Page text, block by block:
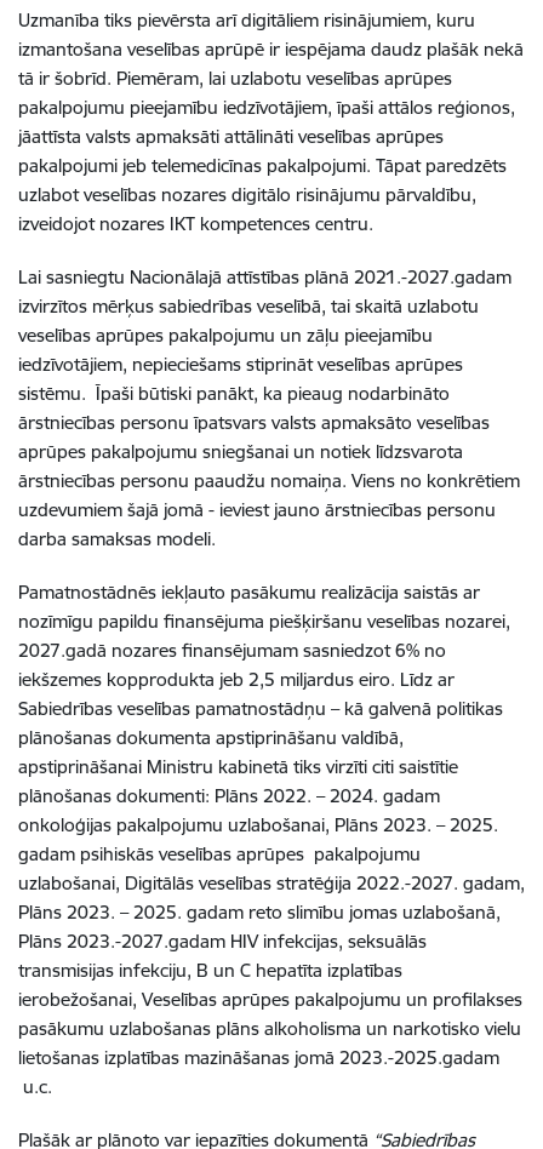
Uzmanība tiks pievērsta arī digitāliem risinājumiem, kuru
izmantošana veselības aprūpē ir iespējama daudz plašāk nekā
tā ir šobrīd. Piemēram, lai uzlabotu veselības aprūpes
pakalpojumu pieejamību iedzīvotājiem, īpaši attālos reģionos,
jāattīsta valsts apmaksāti attālināti veselības aprūpes
pakalpojumi jeb telemedicīnas pakalpojumi. Tāpat paredzēts
uzlabot veselības nozares digitālo risinājumu pārvaldību,
izveidojot nozares IKT kompetences centru.
Lai sasniegtu Nacionālajā attīstības plānā 2021.-2027.gadam
izvirzītos mērķus sabiedrības veselībā, tai skaitā uzlabotu
veselības aprūpes pakalpojumu un zāļu pieejamību
iedzīvotājiem, nepieciešams stiprināt veselības aprūpes
sistēmu. Īpaši būtiski panākt, ka pieaug nodarbināto
ārstniecības personu īpatsvars valsts apmaksāto veselības
aprūpes pakalpojumu sniegšanai un notiek līdzsvarota
ārstniecības personu paaudžu nomaiņa. Viens no konkrētiem
uzdevumiem šajā jomā - ieviest jauno ārstniecības personu
darba samaksas modeli.
Pamatnostādnēs iekļauto pasākumu realizācija saistās ar
nozīmīgu papildu finansējuma piešķiršanu veselības nozarei,
2027.gadā nozares finansējumam sasniedzot 6% no
iekšzemes kopprodukta jeb 2,5 miljardus eiro. Līdz ar
Sabiedrības veselības pamatnostādņu – kā galvenā politikas
plānošanas dokumenta apstiprināšanu valdībā,
apstiprināšanai Ministru kabinetā tiks virzīti citi saistītie
plānošanas dokumenti: Plāns 2022. – 2024. gadam
onkoloģijas pakalpojumu uzlabošanai, Plāns 2023. – 2025.
gadam psihiskās veselības aprūpes pakalpojumu
uzlabošanai, Digitālās veselības stratēģija 2022.-2027. gadam,
Plāns 2023. – 2025. gadam reto slimību jomas uzlabošanā,
Plāns 2023.-2027.gadam HIV infekcijas, seksuālās
transmisijas infekciju, B un C hepatīta izplatības
ierobežošanai, Veselības aprūpes pakalpojumu un profilakses
pasākumu uzlabošanas plāns alkoholisma un narkotisko vielu
lietošanas izplatības mazināšanas jomā 2023.-2025.gadam
u.c.
Plašāk ar plānoto var iepazīties dokumentā “Sabiedrības